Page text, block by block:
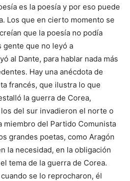
es la poesía y por eso puede
Los que en cierto momento se
que la poesía no podía
gente que no leyó a
al Dante, para hablar nada más
Hay una anécdota de
francés, que ilustra lo que
la guerra de Corea,
del sur invadieron el norte o
miembro del Partido Comunista
grandes poetas, como Aragón
la necesidad, en la obligación
tema de la guerra de Corea.
se lo reprocharon, él